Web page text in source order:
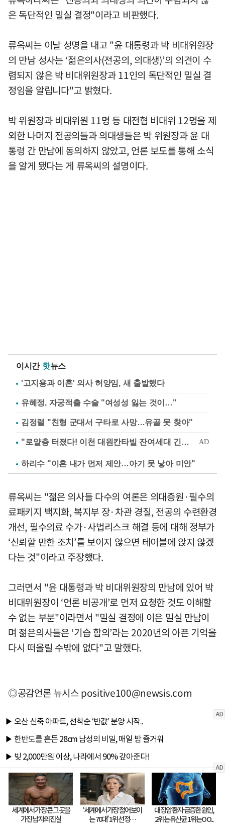
은 독단적인 밀실 결정"이라고 비판했다.
류옥씨는 이날 성명을 내고 "윤 대통령과 박 비대위원장
의 만남 성사는 ‘젊은의사(전공의, 의대생)’의 의견이 수
렴되지 않은 박 비대위원장과 11인의 독단적인 밀실 결
정임을 알립니다"고 밝혔다.
박 위원장과 비대위원 11명 등 대전협 비대위 12명을 제
외한 나머지 전공의들과 의대생들은 박 위원장과 윤 대
통령 간 만남에 동의하지 않았고, 언론 보도를 통해 소식
을 알게 됐다는 게 류옥씨의 설명이다.
이시간 핫뉴스
'고지용과 이혼' 의사 허양임, 새 출발했다
유혜정, 자궁적출 수술 "여성성 잃는 것이…"
김정렬 "친형 군대서 구타로 사망…유골 못 찾아"
하리수 "이혼 내가 먼저 제안…아기 못 낳아 미안"
류옥씨는 "젊은 의사들 다수의 여론은 의대증원·필수의
료패키지 백지화, 복지부 장·차관 경질, 전공의 수련환경
개선, 필수의료 수가·사법리스크 해결 등에 대해 정부가
‘신뢰할 만한 조치’를 보이지 않으면 테이블에 앉지 않겠
다는 것"이라고 주장했다.
그러면서 "윤 대통령과 박 비대위원장의 만남에 있어 박
비대위원장이 ‘언론 비공개’로 먼저 요청한 것도 이해할
수 없는 부분"이라면서 "밀실 결정에 이은 밀실 만남이
며 젊은의사들은 ‘기습 합의’라는 2020년의 아픈 기억을
다시 떠올릴 수밖에 없다"고 말했다.
◎공감언론 뉴시스positive100@newsis.com